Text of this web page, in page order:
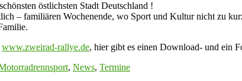
östlichsten Stadt Deutschland !
– familiären Wochenende, wo Sport und Kultur nicht zu
www.zweirad-rallye.de, hier gibt es einen Download- und ein
, News, Termine